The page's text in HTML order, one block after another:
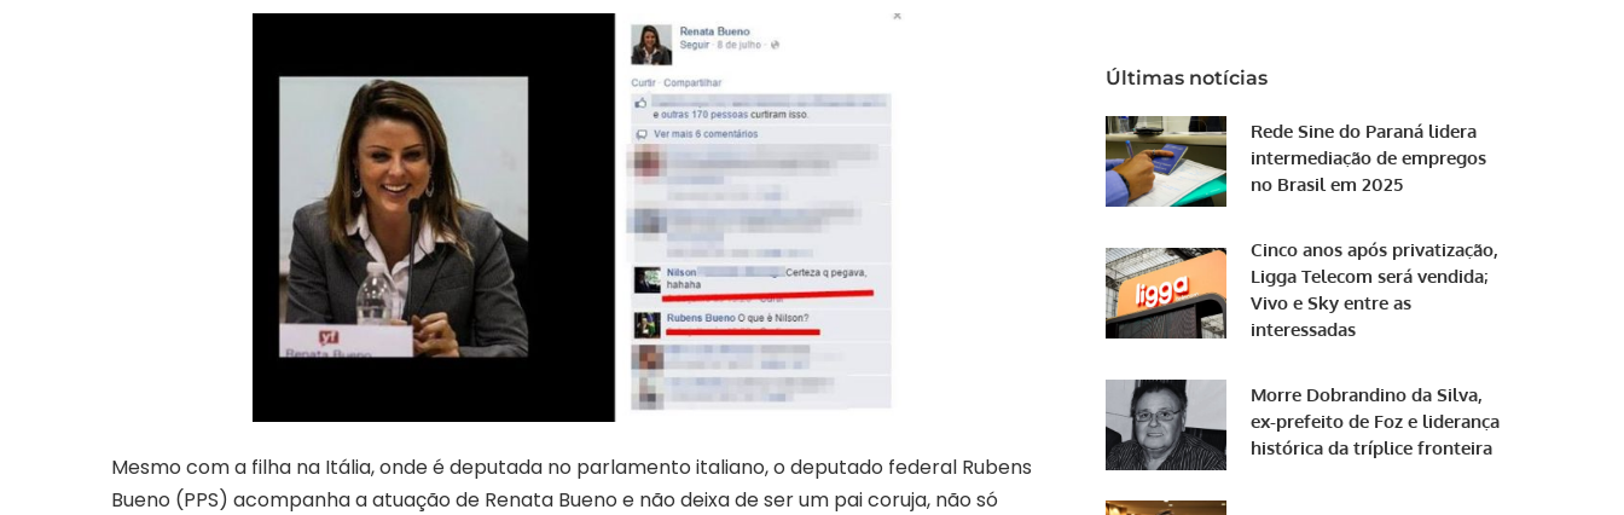
Mesmo com a filha na Itália, onde é deputada no parlamento italiano, o deputado federal Rubens
Bueno (PPS) acompanha a atuação de Renata Bueno e não deixa de ser um pai coruja, não só
Últimas notícias
Rede Sine do Paraná lidera
intermediação de empregos
no Brasil em 2025
Cinco anos após privatização,
Ligga Telecom será vendida;
Vivo e Sky entre as
interessadas
Morre Dobrandino da Silva,
ex-prefeito de Foz e liderança
histórica da tríplice fronteira